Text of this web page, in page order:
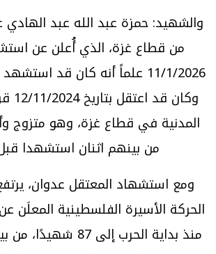
من قطاع غزة، الذي أُعلن عن
المدنية في قطاع غزة، وهو متزوج
من بينهم اثنان استشهدا
ومع استشهاد المعتقل عدوان،
الحركة الأسيرة الفلسطينية